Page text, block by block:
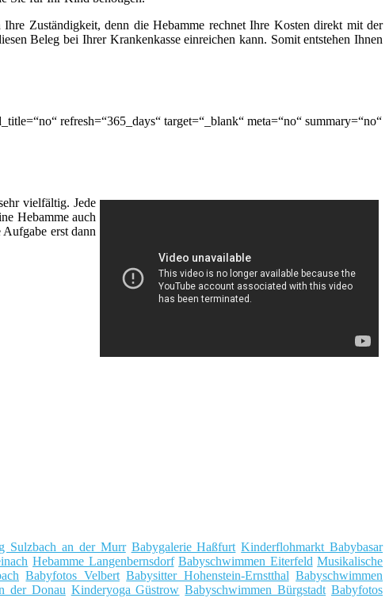
Zuständigkeit, denn die Hebamme rechnet Ihre Kosten direkt mit der
Beleg bei Ihrer Krankenkasse einreichen kann. Somit entstehen Ihnen
refresh=“365_days“ target=“_blank“ meta=“no“ summary=“no“
vielfältig. Jede
Hebamme auch
erst dann
Sulzbach an der Murr Babygalerie Haßfurt Kinderflohmarkt Babybasar
Hebamme Langenbernsdorf Babyschwimmen Eiterfeld Musikalische
Babyfotos Velbert Babysitter Hohenstein-Ernstthal Babyschwimmen
der Donau Kinderyoga Güstrow Babyschwimmen Bürgstadt Babyfotos